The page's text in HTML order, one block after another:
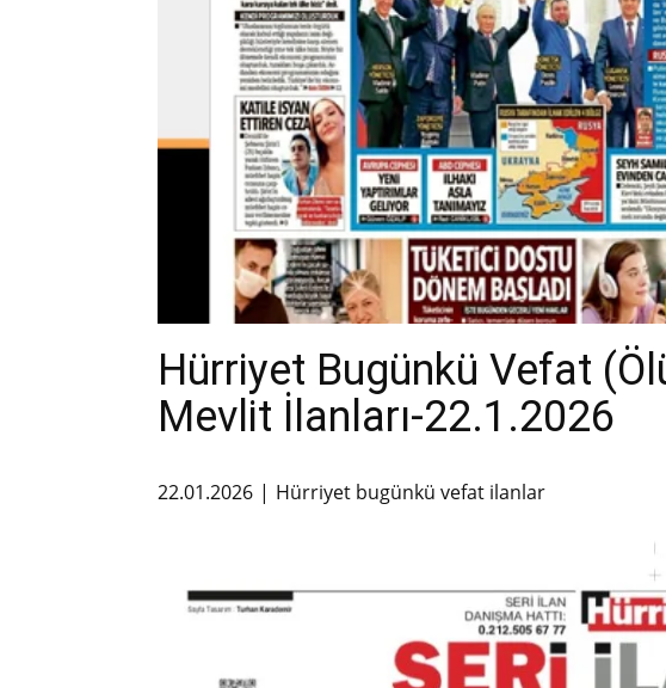
Hürriyet Bugünkü Vefat
Mevlit İlanları-22.1.2026
22.01.2026 Hürriyet bugünkü vefat ilanlar